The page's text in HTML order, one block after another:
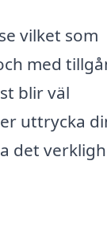
vilket som
med
blir väl
uttrycka
det